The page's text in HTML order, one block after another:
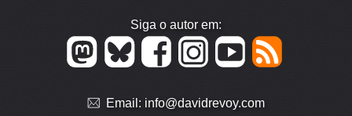
Siga o autor em:
Email: info@davidrevoy.com